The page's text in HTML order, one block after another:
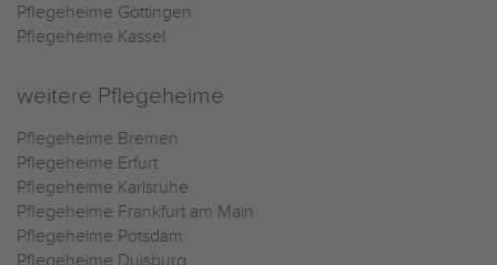
Pflegeheime Göttingen
Pflegeheime Kassel
weitere Pflegeheime
Pflegeheime Bremen
Pflegeheime Erfurt
Pflegeheime Karlsruhe
Pflegeheime Frankfurt am Main
Pflegeheime Potsdam